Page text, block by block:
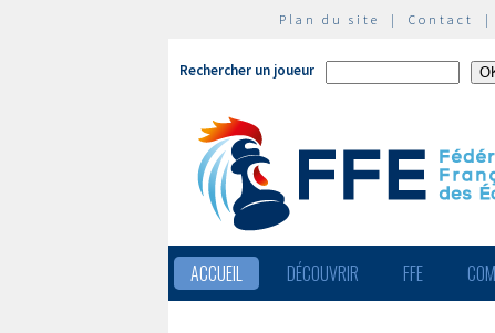
Plan du site | Contact |
Rechercher un joueur
ACCUEIL DÉCOUVRIR FFE